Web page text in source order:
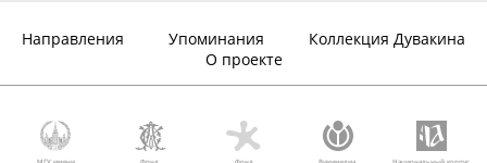
Направления Упоминания
Коллекция Дувакина
О проекте